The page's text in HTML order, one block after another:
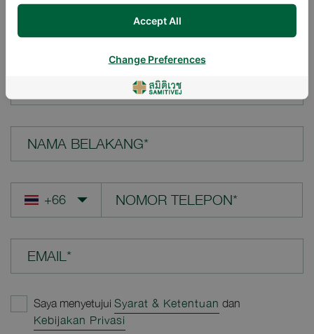
NAMA BELAKANG*
EMAIL*
Saya menyetujui Syarat & Ketentuan dan
Kebijakan Privasi
Accept All
Change Preferences